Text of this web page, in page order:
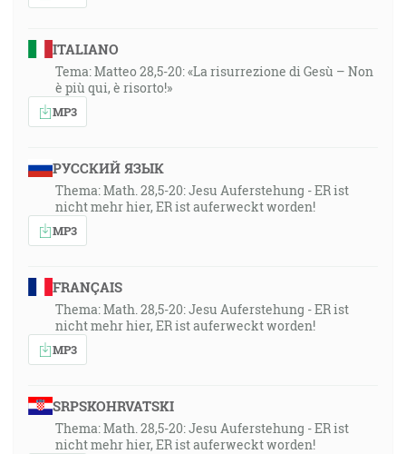
ITALIANO
Tema: Matteo 28,5-20: «La risurrezione di Gesù – Non
è più qui, è risorto!»
MP3
РУССКИЙ ЯЗЫК
Thema: Math. 28,5-20: Jesu Auferstehung - ER ist
nicht mehr hier, ER ist auferweckt worden!
MP3
FRANÇAIS
Thema: Math. 28,5-20: Jesu Auferstehung - ER ist
nicht mehr hier, ER ist auferweckt worden!
MP3
SRPSKOHRVATSKI
Thema: Math. 28,5-20: Jesu Auferstehung - ER ist
nicht mehr hier, ER ist auferweckt worden!